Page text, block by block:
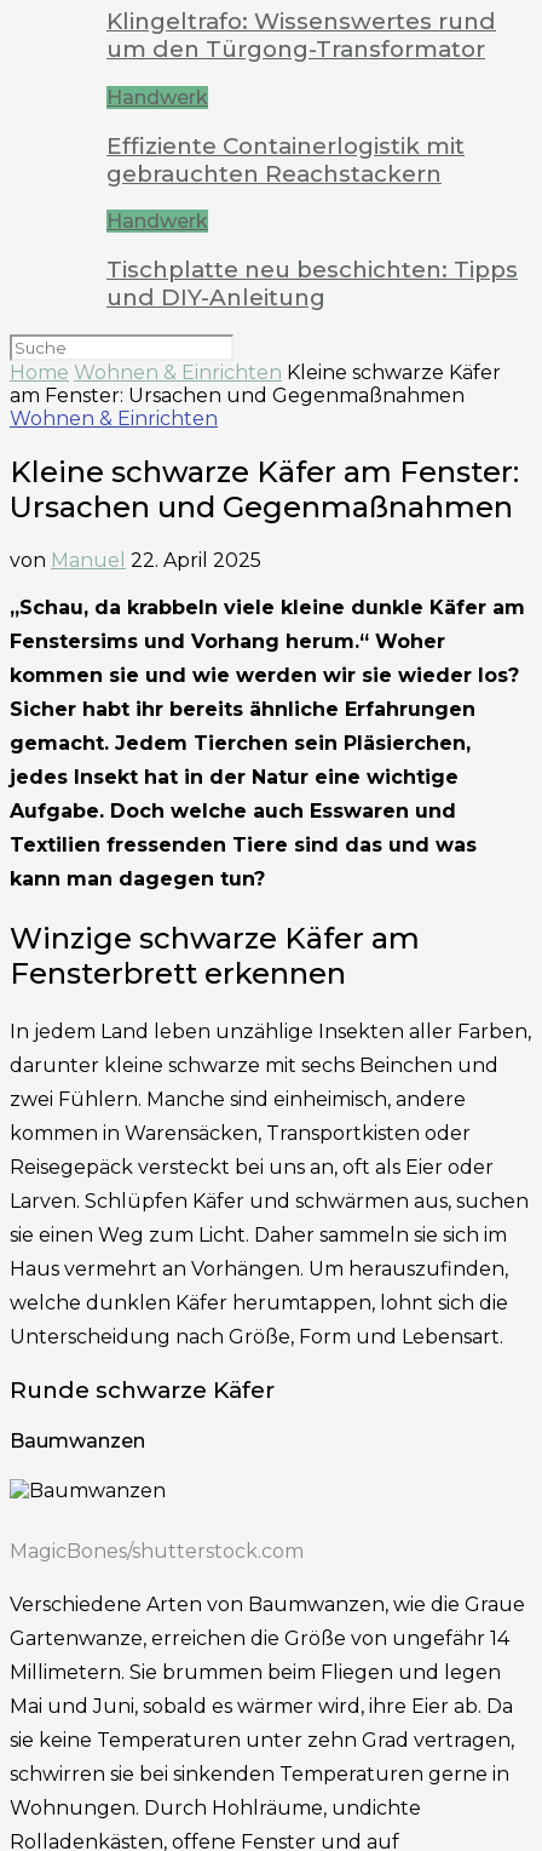
Klingeltrafo: Wissenswertes rund
um den Türgong-Transformator
Handwerk
Effiziente Containerlogistik mit
gebrauchten Reachstackern
Handwerk
Tischplatte neu beschichten: Tipps
und DIY-Anleitung
Home Wohnen & Einrichten Kleine schwarze Käfer
am Fenster: Ursachen und Gegenmaßnahmen
Wohnen & Einrichten
Kleine schwarze Käfer am Fenster:
Ursachen und Gegenmaßnahmen
von Manuel 22. April 2025
„Schau, da krabbeln viele kleine dunkle Käfer am
Fenstersims und Vorhang herum.“ Woher
kommen sie und wie werden wir sie wieder los?
Sicher habt ihr bereits ähnliche Erfahrungen
gemacht. Jedem Tierchen sein Pläsierchen,
jedes Insekt hat in der Natur eine wichtige
Aufgabe. Doch welche auch Esswaren und
Textilien fressenden Tiere sind das und was
kann man dagegen tun?
Winzige schwarze Käfer am
Fensterbrett erkennen
In jedem Land leben unzählige Insekten aller Farben,
darunter kleine schwarze mit sechs Beinchen und
zwei Fühlern. Manche sind einheimisch, andere
kommen in Warensäcken, Transportkisten oder
Reisegepäck versteckt bei uns an, oft als Eier oder
Larven. Schlüpfen Käfer und schwärmen aus, suchen
sie einen Weg zum Licht. Daher sammeln sie sich im
Haus vermehrt an Vorhängen. Um herauszufinden,
welche dunklen Käfer herumtappen, lohnt sich die
Unterscheidung nach Größe, Form und Lebensart.
Runde schwarze Käfer
Baumwanzen
MagicBones/shutterstock.com
Verschiedene Arten von Baumwanzen, wie die Graue
Gartenwanze, erreichen die Größe von ungefähr 14
Millimetern. Sie brummen beim Fliegen und legen
Mai und Juni, sobald es wärmer wird, ihre Eier ab. Da
sie keine Temperaturen unter zehn Grad vertragen,
schwirren sie bei sinkenden Temperaturen gerne in
Wohnungen. Durch Hohlräume, undichte
Rolladenkästen, offene Fenster und auf